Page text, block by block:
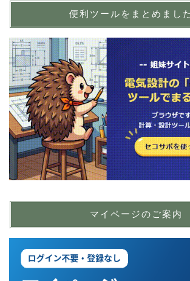
便利ツールをまとめまし
マイページのご案内